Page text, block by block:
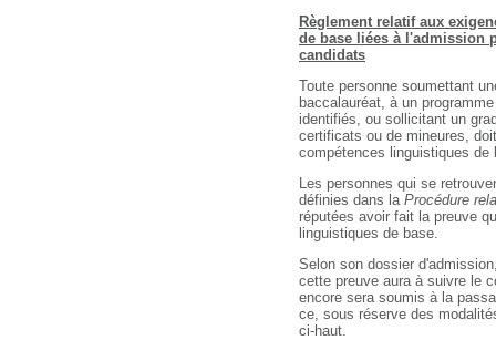
Règlement relatif aux
de base liées à l'admission
candidats
Toute personne soumettant
baccalauréat, à un
identifiés, ou sollicitant un
certificats ou de mineures,
compétences linguistiques de
Les personnes qui se
définies dans la Procédure
réputées avoir fait la preuve
linguistiques de base.
Selon son dossier
cette preuve aura à suivre le
encore sera soumis à la
ce, sous réserve des
ci-haut.